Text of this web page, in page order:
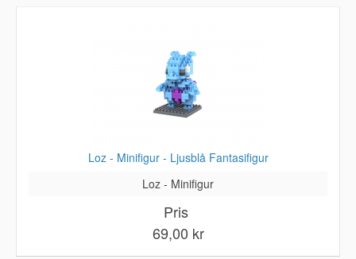
Loz - Minifigur - Ljusblå Fantasifigur
Loz - Minifigur
Pris
69,00 kr